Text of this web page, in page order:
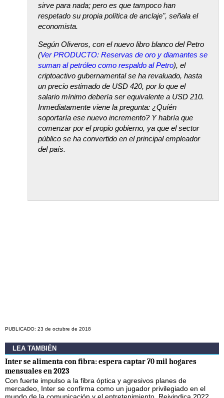
sirve para nada; pero es que tampoco han
respetado su propia política de anclaje", señala el
economista.
Según Oliveros, con el nuevo libro blanco del Petro
(Ver PRODUCTO: Reservas de oro y diamantes se
suman al petróleo como respaldo al Petro), el
criptoactivo gubernamental se ha revaluado, hasta
un precio estimado de USD 420, por lo que el
salario mínimo debería ser equivalente a USD 210.
Inmediatamente viene la pregunta: ¿Quíén
soportaría ese nuevo incremento? Y habría que
comenzar por el propio gobierno, ya que el sector
público se ha convertido en el principal empleador
del país.
PUBLICADO: 23 de octubre de 2018
LEA TAMBIÉN
Inter se alimenta con fibra: espera captar 70 mil hogares
mensuales en 2023
Con fuerte impulso a la fibra óptica y agresivos planes de
mercadeo, Inter se confirma como un jugador privilegiado en el